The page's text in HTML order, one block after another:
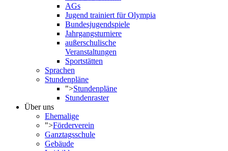
AGs
Jugend trainiert für Olympia
Bundesjugendspiele
Jahrgangsturniere
außerschulische
Veranstaltungen
Sportstätten
Sprachen
Stundenpläne
">Stundenpläne
Stundenraster
Über uns
Ehemalige
">Förderverein
Ganztagsschule
Gebäude